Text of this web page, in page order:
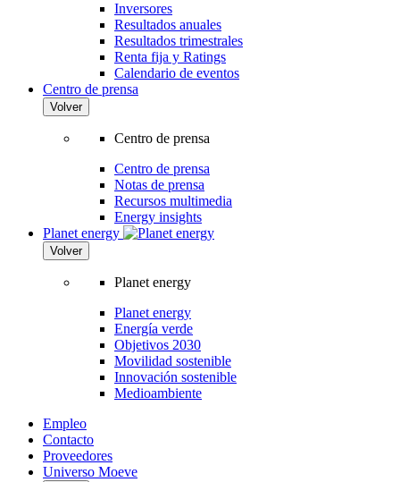
Inversores
Resultados anuales
Resultados trimestrales
Renta fija y Ratings
Calendario de eventos
Centro de prensa
Volver
Centro de prensa
Centro de prensa
Notas de prensa
Recursos multimedia
Energy insights
Planet energy
Volver
Planet energy
Planet energy
Energía verde
Objetivos 2030
Movilidad sostenible
Innovación sostenible
Medioambiente
Empleo
Contacto
Proveedores
Universo Moeve